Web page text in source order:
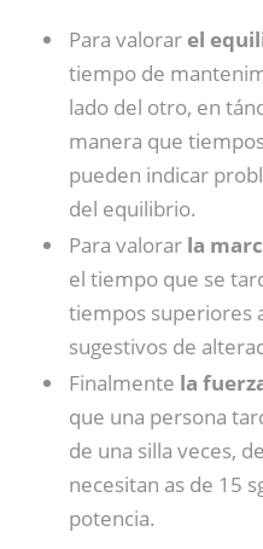
Para valorarel
tiempo de
lado del otro, en
manera que
pueden indicar
del equilibrio.
Para valorar la
el tiempo que se
tiempos superiores
sugestivos de
Finalmente la
que una persona
de una silla veces,
necesitan as de 15
potencia.